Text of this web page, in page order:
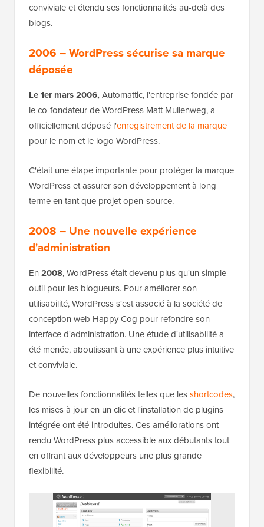
conviviale et étendu ses fonctionnalités au-delà des
blogs.
2006 – WordPress sécurise sa marque
déposée
Le 1er mars 2006,Automattic, l'entreprise fondée par
le co-fondateur de WordPress Matt Mullenweg, a
officiellement déposé l'enregistrement de la marque
pour le nom et le logo WordPress.
C'était une étape importante pour protéger la marque
WordPress et assurer son développement à long
terme en tant que projet open-source.
2008 – Une nouvelle expérience
d'administration
En 2008, WordPress était devenu plus qu'un simple
outil pour les blogueurs. Pour améliorer son
utilisabilité, WordPress s'est associé à la société de
conception web Happy Cog pour refondre son
interface d'administration. Une étude d'utilisabilité a
été menée, aboutissant à une expérience plus intuitive
et conviviale.
De nouvelles fonctionnalités telles que lesshortcodes,
les mises à jour en un clic et l'installation de plugins
intégrée ont été introduites. Ces améliorations ont
rendu WordPress plus accessible aux débutants tout
en offrant aux développeurs une plus grande
flexibilité.